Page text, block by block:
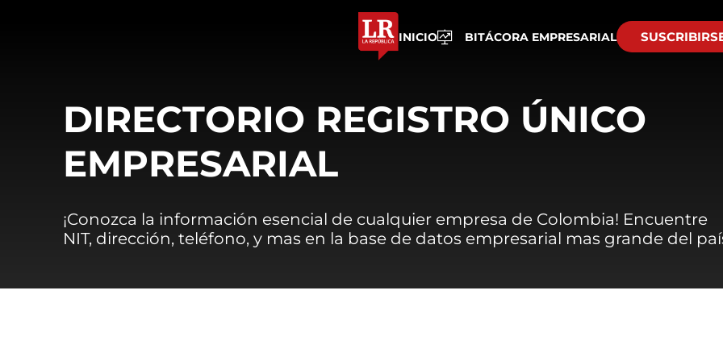
INICIO BITÁCORA EMPRESARIAL
DIRECTORIO REGISTRO ÚNICO
EMPRESARIAL
¡Conozca la información esencial de cualquier empresa de Colombia! Encuentre
NIT, dirección, teléfono, y mas en la base de datos empresarial mas grande del